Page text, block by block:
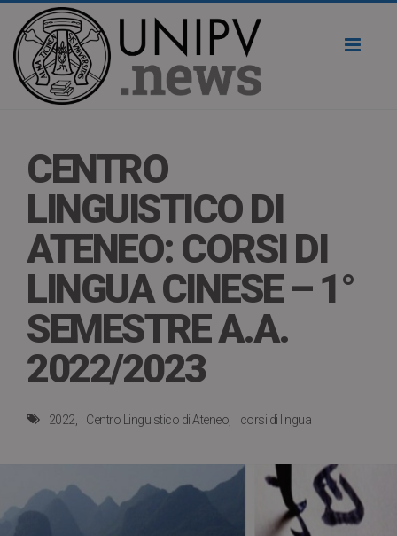
CENTRO
LINGUISTICO DI
ATENEO: CORSI DI
LINGUA CINESE – 1°
SEMESTRE A.A.
2022/2023
2022 Centro Linguistico di Ateneo corsi di lingua